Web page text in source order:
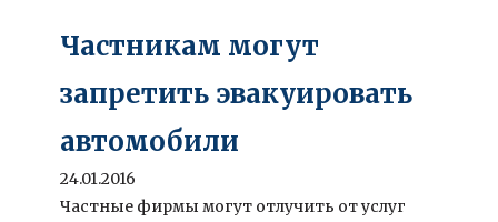
Частникам могут
запретить эвакуировать
автомобили
24.01.2016
Частные фирмы могут отлучить от услуг